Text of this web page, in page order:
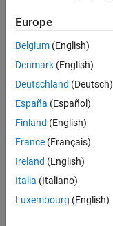
Feedback
RELATED VIDEOS:
Europe
Belgium (English)
Denmark (English)
Deutschland (Deutsch)
España (Español)
Finland (English)
France (Français)
Ireland (English)
Italia (Italiano)
Luxembourg (English)